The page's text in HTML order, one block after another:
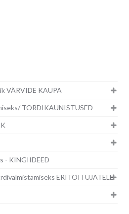
VÄRVIDE KAUPA
TORDIKAUNISTUSED
- KINGIIDEED
ERITOITUJATELE